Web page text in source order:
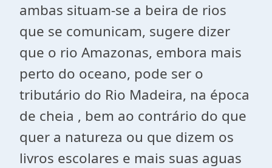
ambas situam-se a beira de rios
que se comunicam, sugere dizer
que o rio Amazonas, embora mais
perto do oceano, pode ser o
tributário do Rio Madeira, na época
de cheia , bem ao contrário do que
quer a natureza ou que dizem os
livros escolares e mais suas aguas